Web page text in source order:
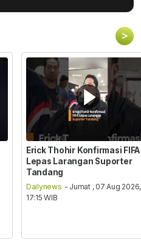
>
Erick Thohir Konfirmasi FIFA
Lepas Larangan Suporter
Tandang
Dailynews - Jumat , 07 Aug 2026,
17:15 WIB